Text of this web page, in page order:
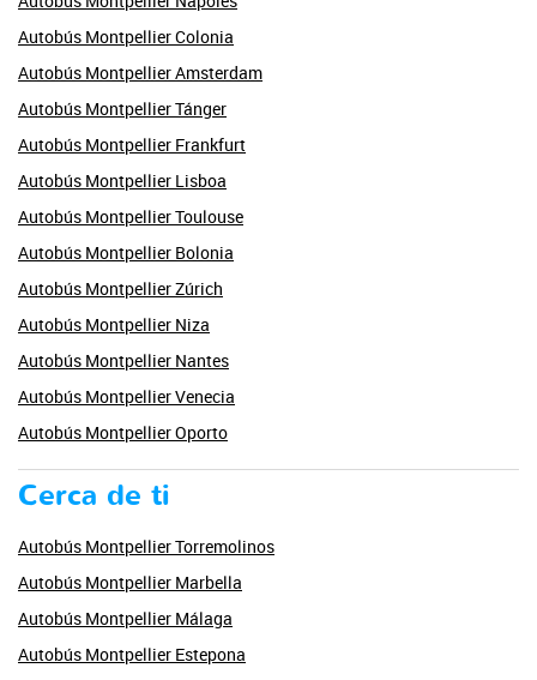
Autobús Montpellier Colonia
Autobús Montpellier Amsterdam
Autobús Montpellier Tánger
Autobús Montpellier Frankfurt
Autobús Montpellier Lisboa
Autobús Montpellier Toulouse
Autobús Montpellier Bolonia
Autobús Montpellier Zúrich
Autobús Montpellier Niza
Autobús Montpellier Nantes
Autobús Montpellier Venecia
Autobús Montpellier Oporto
Cerca de ti
Autobús Montpellier Torremolinos
Autobús Montpellier Marbella
Autobús Montpellier Málaga
Autobús Montpellier Estepona